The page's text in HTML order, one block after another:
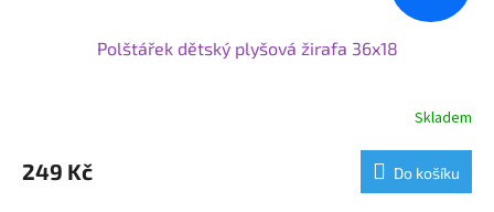
Polštářek dětský plyšová žirafa 36x18
Skladem
249 Kč Do košíku